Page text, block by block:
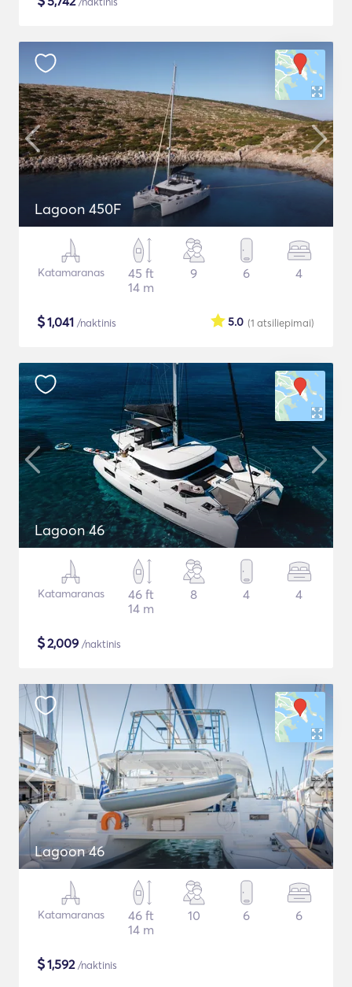
Lagoon 450F
Katamaranas
45 ft
14 m
9 6 4
$1,041 /naktinis (1 atsiliepimai)
5.0
Lagoon 46
Katamaranas
46 ft
14 m
8 4 4
$2,009 /naktinis
Lagoon 46
Katamaranas
46 ft
14 m
10 6 6
$1,592/naktinis